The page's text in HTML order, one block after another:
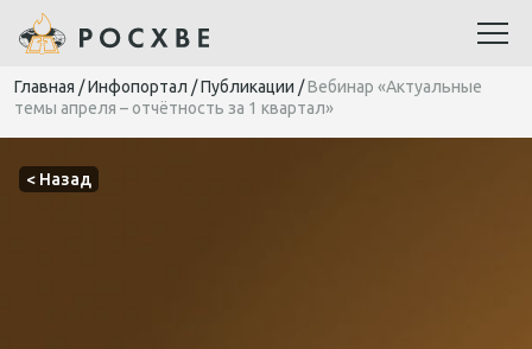
Главная /Инфопортал /Публикации /Вебинар «Актуальные
темы апреля – отчётность за 1 квартал»
< Назад